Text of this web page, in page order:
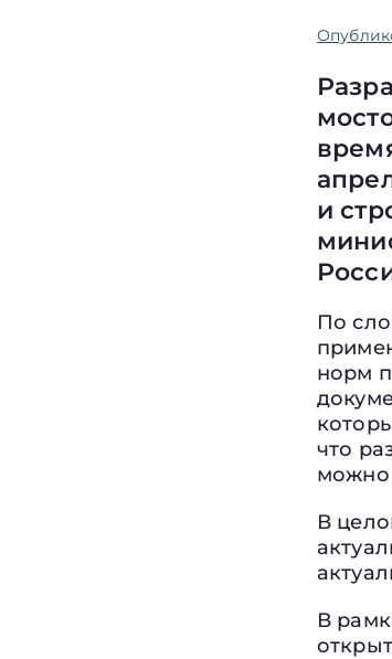
и
По
норм
что
можно
В
В